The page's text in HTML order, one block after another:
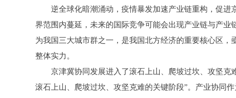
逆全球化暗潮涌动，疫情暴发加速产业链重构，促进
界范围内蔓延，未来的国际竞争可能会出现产业链与产
为我国三大城市群之一，是我国北方经济的重要核心区
整体实力。
京津冀协同发展进入了滚石上山、爬坡过坎、攻坚克
滚石上山、爬坡过坎、攻坚克难的关键阶段”。产业协同